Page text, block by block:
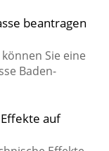
beantragen
Sie eine
Baden-
auf